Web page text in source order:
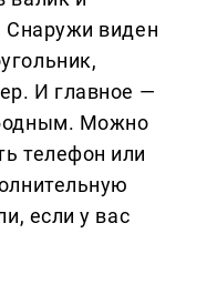
Снаружи виден
И главное —
Можно
телефон или
если у вас